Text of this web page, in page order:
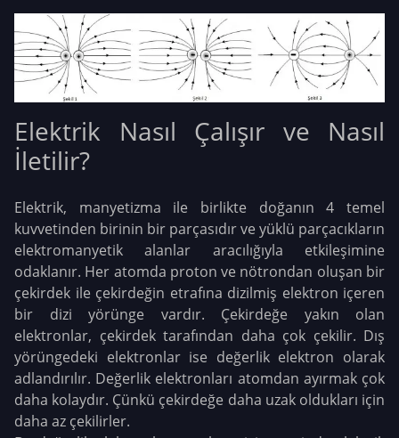
Elektrik Nasıl Çalışır ve Nasıl
İletilir?
Elektrik, manyetizma ile birlikte doğanın 4 temel
kuvvetinden birinin bir parçasıdır ve yüklü parçacıkların
elektromanyetik alanlar aracılığıyla etkileşimine
odaklanır. Her atomda proton ve nötrondan oluşan bir
çekirdek ile çekirdeğin etrafına dizilmiş elektron içeren
bir dizi yörünge vardır. Çekirdeğe yakın olan
elektronlar, çekirdek tarafından daha çok çekilir. Dış
yörüngedeki elektronlar ise değerlik elektron olarak
adlandırılır. Değerlik elektronları atomdan ayırmak çok
daha kolaydır. Çünkü çekirdeğe daha uzak oldukları için
daha az çekilirler.